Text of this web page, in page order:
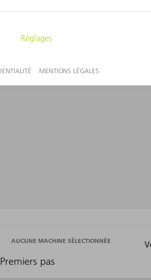
Premiers pas
AUCUNE MACHINE SÉLECTIONNÉE